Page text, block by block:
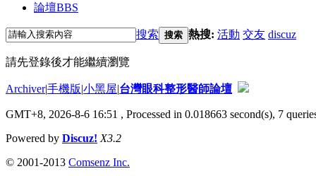
論壇BBS
搜索 搜索 熱搜: 活動 交友 discuz
請先登錄後才能繼續瀏覽
Archiver|手機版|小黑屋|台灣眼科整形醫師論壇
GMT+8, 2026-8-6 16:51 , Processed in 0.018663 second(s), 7
Powered by Discuz! X3.2
© 2001-2013 Comsenz Inc.